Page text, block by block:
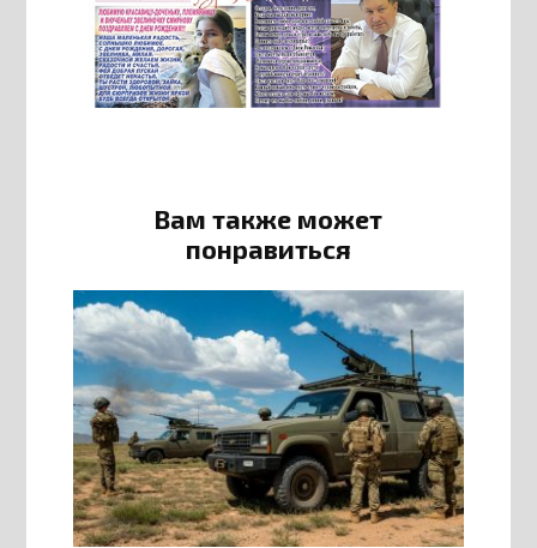
Вам также может
понравиться